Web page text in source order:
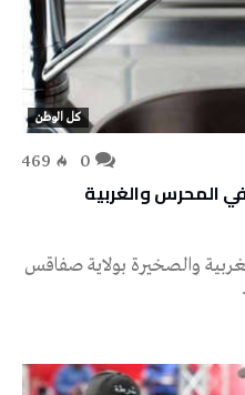
كل الوطن
469
المحرس والغربية
والصخيرة بولاية صفاقس